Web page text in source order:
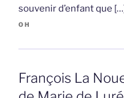
souvenir d’enfant que
OH
François La